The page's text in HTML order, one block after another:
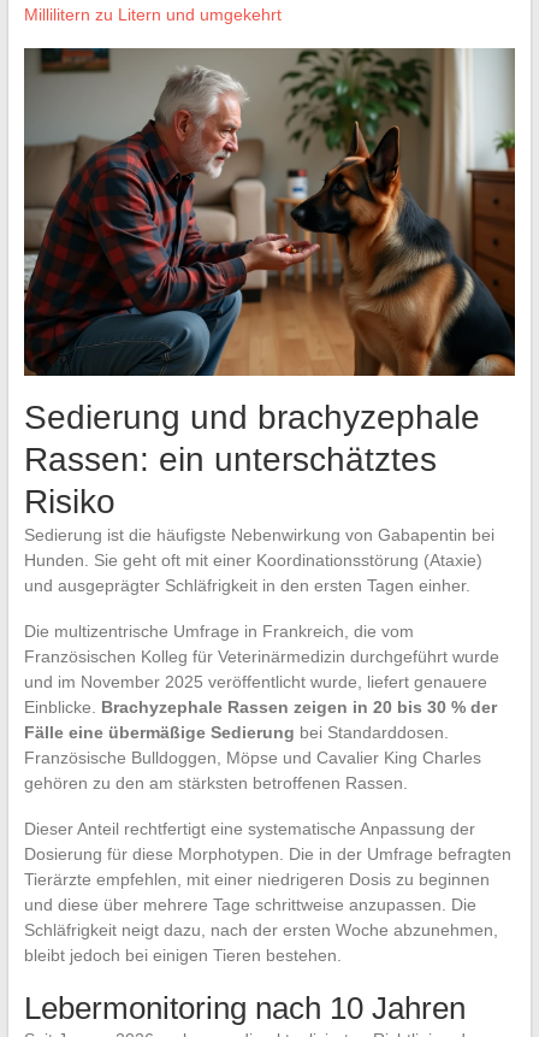
Millilitern zu Litern und umgekehrt
Sedierung und brachyzephale
Rassen: ein unterschätztes
Risiko
Sedierung ist die häufigste Nebenwirkung von Gabapentin bei
Hunden. Sie geht oft mit einer Koordinationsstörung (Ataxie)
und ausgeprägter Schläfrigkeit in den ersten Tagen einher.
Die multizentrische Umfrage in Frankreich, die vom
Französischen Kolleg für Veterinärmedizin durchgeführt wurde
und im November 2025 veröffentlicht wurde, liefert genauere
Einblicke. Brachyzephale Rassen zeigen in 20 bis 30 % der
Fälle eine übermäßige Sedierung bei Standarddosen.
Französische Bulldoggen, Möpse und Cavalier King Charles
gehören zu den am stärksten betroffenen Rassen.
Dieser Anteil rechtfertigt eine systematische Anpassung der
Dosierung für diese Morphotypen. Die in der Umfrage befragten
Tierärzte empfehlen, mit einer niedrigeren Dosis zu beginnen
und diese über mehrere Tage schrittweise anzupassen. Die
Schläfrigkeit neigt dazu, nach der ersten Woche abzunehmen,
bleibt jedoch bei einigen Tieren bestehen.
Lebermonitoring nach 10 Jahren